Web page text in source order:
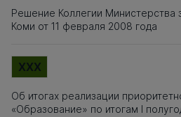
Решение Коллегии Министерства
Коми от 11 февраля 2008 года
XXX
Об итогах реализации
«Образование» по итогам I